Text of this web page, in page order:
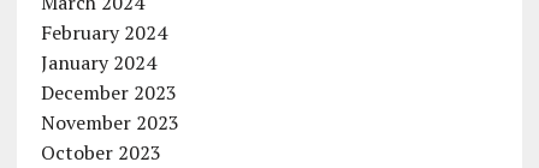
February 2024
January 2024
December 2023
November 2023
October 2023